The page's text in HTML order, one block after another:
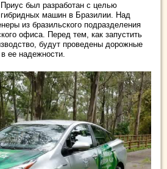
был разработан с целью
машин в Бразилии. Над
из бразильского подразделения
офиса. Перед тем, как запустить
будут проведены дорожные
ее надежности.